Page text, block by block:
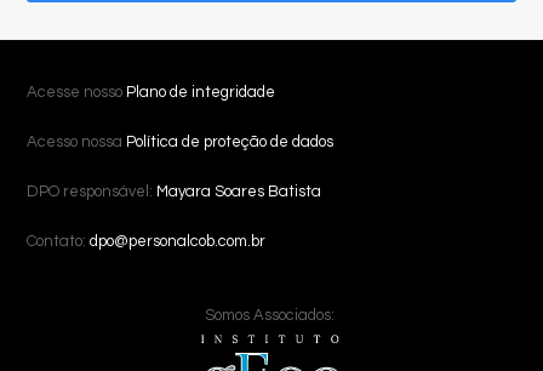
Acesse nosso Plano de integridade
Acesso nossa Política de proteção de dados
DPO responsável: Mayara Soares Batista
Contato:dpo@personalcob.com.br
Somos Associados: